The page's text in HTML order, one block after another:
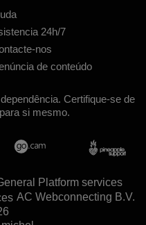
24h/7
nos
de conteúdo
Certifique-se de
si mesmo.
Platform services